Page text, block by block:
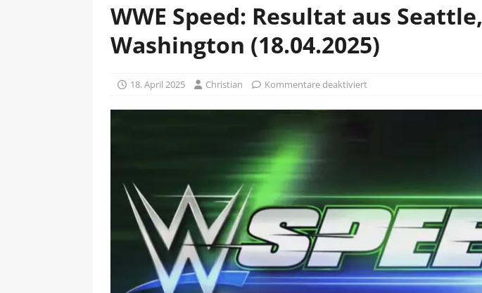
WWE Speed: Resultat aus Seattle,
Washington (18.04.2025)
18. April 2025 Christian Kommentare deaktiviert